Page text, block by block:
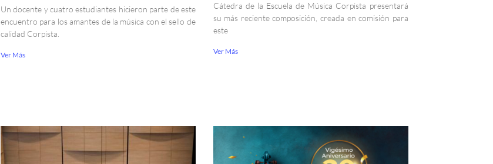
Un docente y cuatro estudiantes hicieron parte de este
encuentro para los amantes de la música con el sello de
calidad Corpista.
Ver Más
Cátedra de la Escuela de Música Corpista presentará
su más reciente composición, creada en comisión para
este
Ver Más